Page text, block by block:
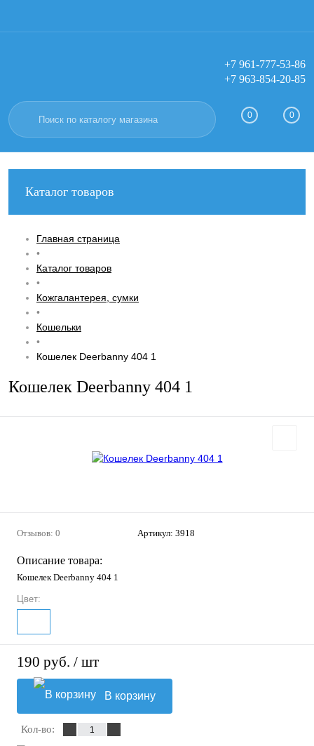
Вход Регистрация
+7 961-777-53-86
+7 963-854-20-85
0 0
Каталог товаров
Главная страница
•
Каталог товаров
•
Кожгалантерея, сумки
•
Кошельки
•
Кошелек Deerbanny 404 1
Кошелек Deerbanny 404 1
Отзывов: 0 Артикул: 3918
Описание товара:
Кошелек Deerbanny 404 1
Цвет:
190 руб. / шт
В корзину
Кол-во: